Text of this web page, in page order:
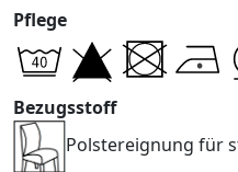
Pflege
Bezugsstoff
Polstereignung für